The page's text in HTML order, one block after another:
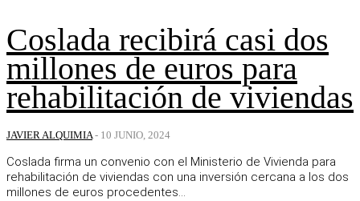
Coslada recibirá casi dos
millones de euros para
rehabilitación de viviendas
JAVIER ALQUIMIA - 10 JUNIO, 2024
Coslada firma un convenio con el Ministerio de Vivienda para
rehabilitación de viviendas con una inversión cercana a los dos
millones de euros procedentes...